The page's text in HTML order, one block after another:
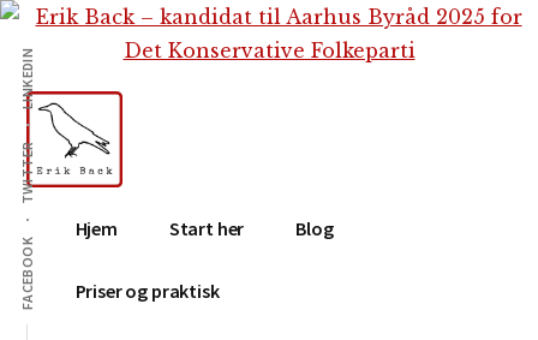
Skip
indhold
Gå
primær
sidebar
Skip
footer
Additional
menu
FACEBOOK
TWITTER
LINKEDIN
Erik
Back
Tekstforfatter,
content
creation,
blog,
Hjem Start her Blog
Priser og praktisk